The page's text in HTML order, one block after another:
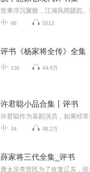
66 5513
评书《杨家将全传》全集
136 44.9万
许君聪小品合集丨评书
34 48.2万
薛家将三代全集_评书